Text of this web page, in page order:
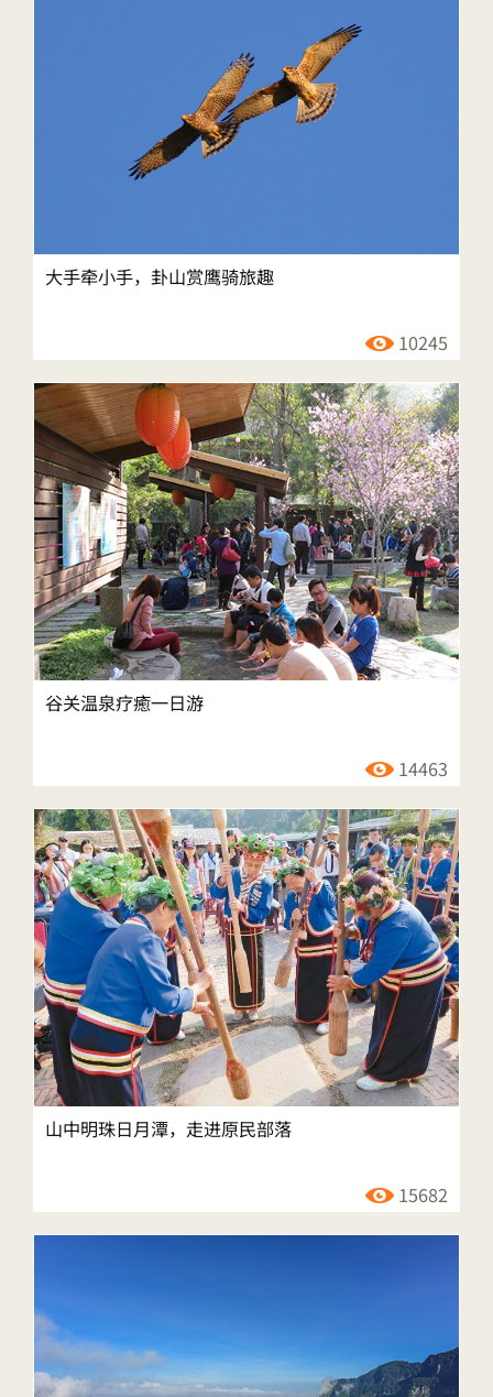
大手牵小手，卦山赏鹰骑旅趣
10245
谷关温泉疗癒一日游
14463
山中明珠日月潭，走进原民部落
15682